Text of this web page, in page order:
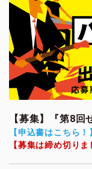
【募集】『第8
【申込書はこちら！
【募集は締め切りま